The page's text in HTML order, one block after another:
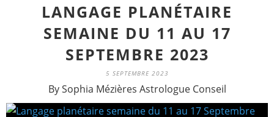
LANGAGE PLANÉTAIRE
SEMAINE DU 11 AU 17
SEPTEMBRE 2023
5 SEPTEMBRE 2023
By Sophia Mézières Astrologue Conseil